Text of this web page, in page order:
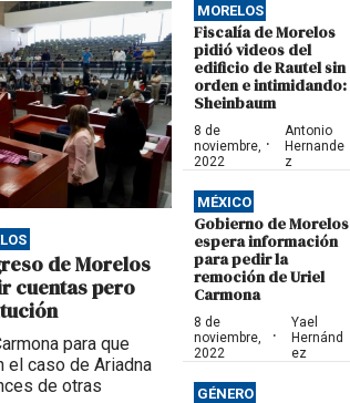
de Morelos
cuentas pero
para que
el caso de Ariadna
de otras
MORELOS
Fiscalía de Morelos
pidió videos del
edificio de Rautel sin
orden e intimidando:
Sheinbaum
8 de
noviembre,
2022
·
Antonio
Hernande
z
MÉXICO
Gobierno de Morelos
espera información
para pedir la
remoción de Uriel
Carmona
8 de
noviembre,
2022
·
Yael
Hernánd
ez
GÉNERO